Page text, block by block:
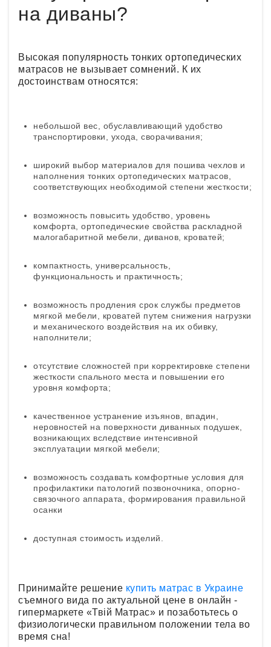
на диваны?
Высокая популярность тонких ортопедических
матрасов не вызывает сомнений. К их
достоинствам относятся:
небольшой вес, обуславливающий удобство
транспортировки, ухода, сворачивания;
широкий выбор материалов для пошива чехлов и
наполнения тонких ортопедических матрасов,
соответствующих необходимой степени жесткости;
возможность повысить удобство, уровень
комфорта, ортопедические свойства раскладной
малогабаритной мебели, диванов, кроватей;
компактность, универсальность,
функциональность и практичность;
возможность продления срок службы предметов
мягкой мебели, кроватей путем снижения нагрузки
и механического воздействия на их обивку,
наполнители;
отсутствие сложностей при корректировке степени
жесткости спального места и повышении его
уровня комфорта;
качественное устранение изъянов, впадин,
неровностей на поверхности диванных подушек,
возникающих вследствие интенсивной
эксплуатации мягкой мебели;
возможность создавать комфортные условия для
профилактики патологий позвоночника, опорно-
связочного аппарата, формирования правильной
осанки
доступная стоимость изделий.
Принимайте решение купить матрас в Украине
съемного вида по актуальной цене в онлайн -
гипермаркете «Твій Матрас» и позаботьтесь о
физиологически правильном положении тела во
время сна!